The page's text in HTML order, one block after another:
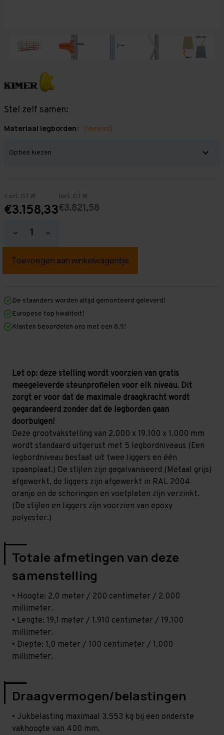
Stel zelf samen:
Materiaal legborden: (Vereist)
Excl. BTW
€3.158,33
Incl. BTW
€3.821,58
Hoeveelheid
verlagen
Grootvakstelling
mm
mm
x
1.000
mm
Hoeveelheid
verhogen
Grootvakstelling
mm
mm
1.000
mm
De staanders worden altijd gemonteerd geleverd!
Europese top kwaliteit!
Klanten beoordelen ons met een 8,9!
Let op: deze stelling wordt voorzien van gratis
meegeleverde steunprofielen voor elk niveau. Dit
zorgt er voor dat de maximale draagkracht wordt
gegarandeerd zonder dat de legborden gaan
doorbuigen!
Deze grootvakstelling van 2.000 x 19.100 x 1.000 mm
wordt standaard uitgerust met 5 legbordniveaus (Een
legbordniveau bestaat uit twee liggers en één
spaanplaat.) De stijlen zijn gegalvaniseerd (Metaal grijs)
afgewerkt, de liggers zijn afgewerkt in RAL 2004
oranje en de schoringen en voetplaten zijn verzinkt.
(De stijlen en liggers zijn voorzien van epoxy
polyester.)
Totale afmetingen van deze
samenstelling
• Hoogte: 2,0 meter / 200 centimeter / 2.000
millimeter.
• Lengte: 19,1 meter / 1.910 centimeter / 19.100
millimeter.
• Diepte: 1,0 meter / 100 centimeter / 1.000
millimeter.
Draagvermogen/belastingen
• Jukbelasting maximaal 3.553 kg bij een onderste
vakhoogte van 400 mm.